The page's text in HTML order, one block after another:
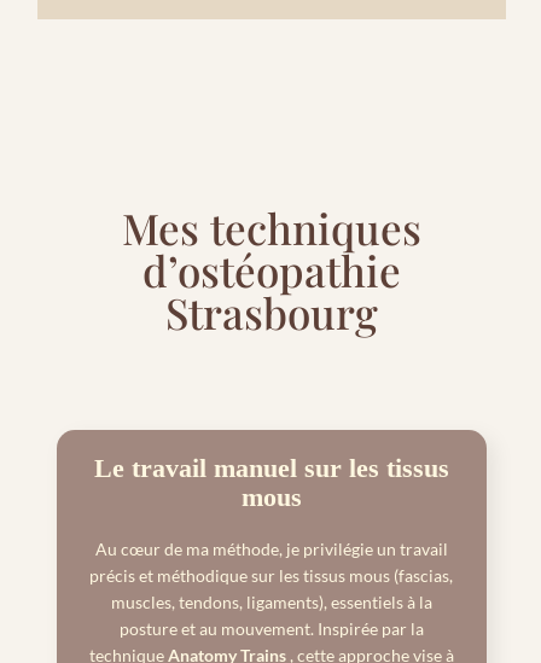
Mes techniques
d’ostéopathie
Strasbourg
Le travail manuel sur les tissus
mous
Au cœur de ma méthode, je privilégie un travail
précis et méthodique sur les tissus mous (fascias,
muscles, tendons, ligaments), essentiels à la
posture et au mouvement. Inspirée par la
techniqueAnatomy Trains, cette approche vise à